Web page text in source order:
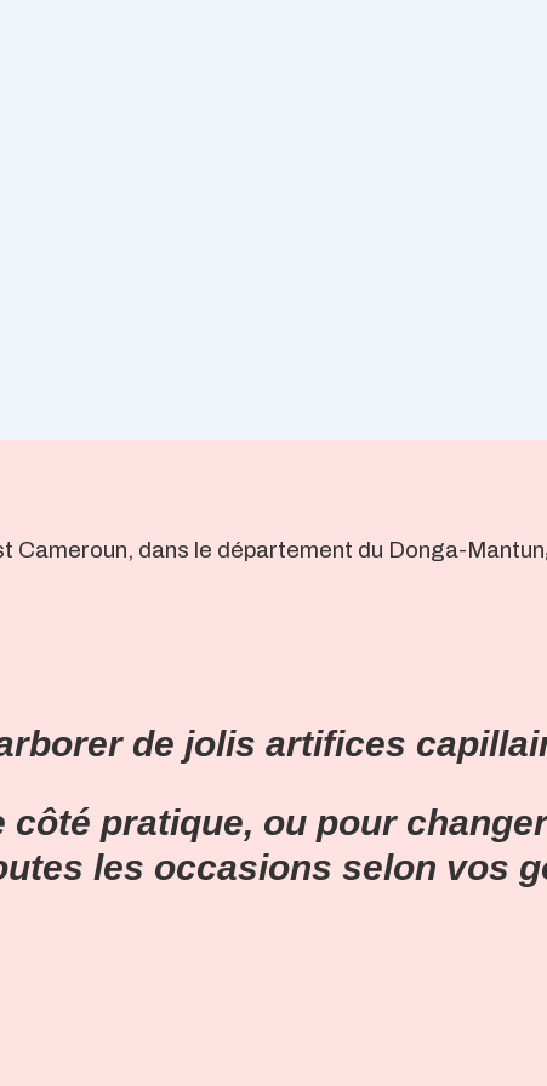
Cameroun, dans le département du Donga-
de jolis artifices
côté pratique, ou pour
les occasions selon vos